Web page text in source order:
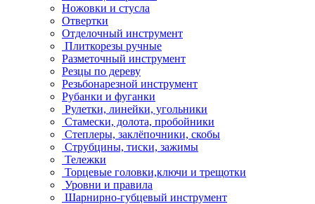
Ножовки и стусла
Отвертки
Отделочный инструмент
Плиткорезы ручные
Разметочный инструмент
Резцы по дереву
Резьбонарезной инструмент
Рубанки и фуганки
Рулетки, линейки, угольники
Стамески, долота, пробойники
Степлеры, заклёпочники, скобы
Струбцины, тиски, зажимы
Тележки
Торцевые головки,ключи и трещотки
Уровни и правила
Шарнирно-губцевый инструмент